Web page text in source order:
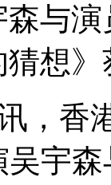
森与
想
，香
宇